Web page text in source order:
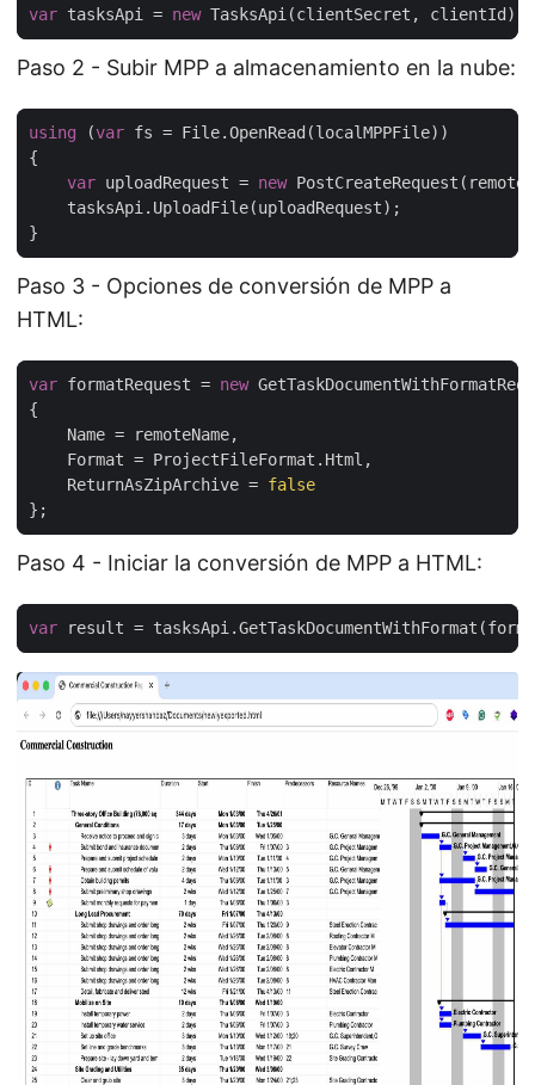
var tasksApi = new
Paso 2 - Subir MPP a almacenamiento en la nube:
using (var
var uploadRequest = new
Paso 3 - Opciones de conversión de MPP a
HTML:
var formatRequest = new
    ReturnAsZipArchive =
false
Paso 4 - Iniciar la conversión de MPP a HTML:
var